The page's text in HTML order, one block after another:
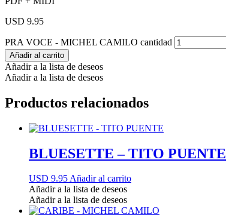
USD 9.95
PRA VOCE - MICHEL CAMILO cantidad
Añadir al carrito
Añadir a la lista de deseos
Añadir a la lista de deseos
Productos relacionados
BLUESETTE – TITO PUENTE
USD 9.95Añadir al carrito
Añadir a la lista de deseos
Añadir a la lista de deseos